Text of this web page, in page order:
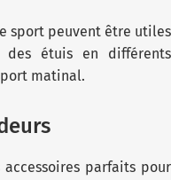
sport peuvent être utiles
des étuis en différents
matinal.
accessoires parfaits pour